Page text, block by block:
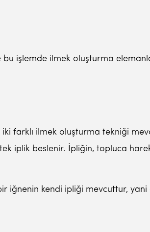
işlemde ilmek oluşturma
farklı ilmek oluşturma tekniği
iplik beslenir. İpliğin, topluca
iğnenin kendi ipliği mevcuttur,